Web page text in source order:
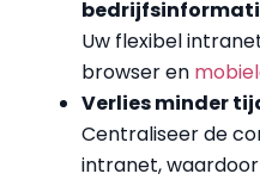
Uw flexibel
browser en
Verlies minder
Centraliseer de
intranet,